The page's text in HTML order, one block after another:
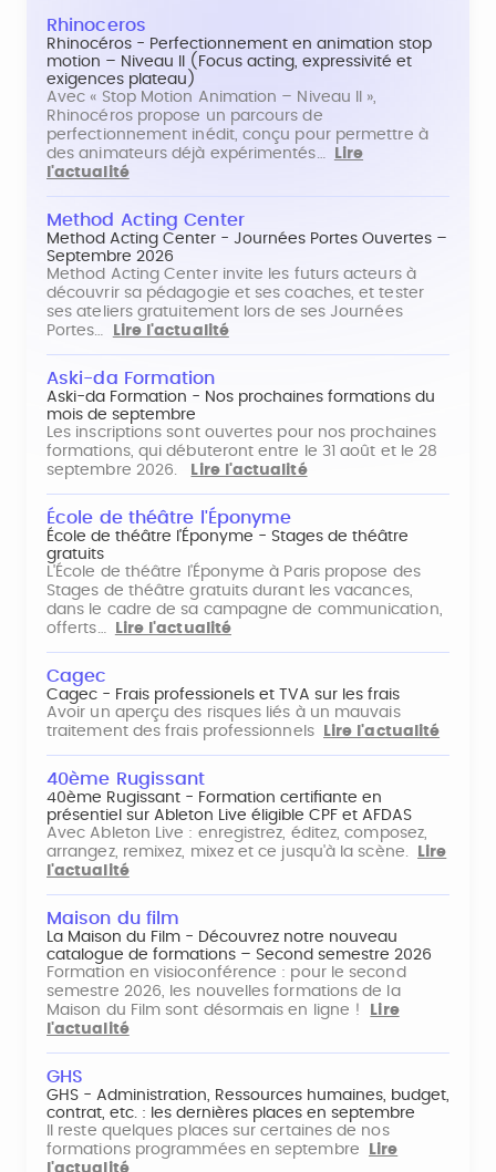
Rhinoceros
Rhinocéros - Perfectionnement en animation stop
motion – Niveau II (Focus acting, expressivité et
exigences plateau)
Avec « Stop Motion Animation – Niveau II »,
Rhinocéros propose un parcours de
perfectionnement inédit, conçu pour permettre à
des animateurs déjà expérimentés…
Lire
l'actualité
Method Acting Center
Method Acting Center - Journées Portes Ouvertes –
Septembre 2026
Method Acting Center invite les futurs acteurs à
découvrir sa pédagogie et ses coaches, et tester
ses ateliers gratuitement lors de ses Journées
Portes…
Lire l'actualité
Aski-da Formation
Aski-da Formation - Nos prochaines formations du
mois de septembre
Les inscriptions sont ouvertes pour nos prochaines
formations, qui débuteront entre le 31 août et le 28
septembre 2026.
Lire l'actualité
École de théâtre l'Éponyme
École de théâtre l'Éponyme - Stages de théâtre
gratuits
L'École de théâtre l'Éponyme à Paris propose des
Stages de théâtre gratuits durant les vacances,
dans le cadre de sa campagne de communication,
offerts…
Lire l'actualité
Cagec
Cagec - Frais professionels et TVA sur les frais
Avoir un aperçu des risques liés à un mauvais
traitement des frais professionnels
Lire l'actualité
40ème Rugissant
40ème Rugissant - Formation certifiante en
présentiel sur Ableton Live éligible CPF et AFDAS
Avec Ableton Live : enregistrez, éditez, composez,
arrangez, remixez, mixez et ce jusqu'à la scène.
Lire
l'actualité
Maison du film
La Maison du Film - Découvrez notre nouveau
catalogue de formations – Second semestre 2026
Formation en visioconférence : pour le second
semestre 2026, les nouvelles formations de la
Maison du Film sont désormais en ligne !
Lire
l'actualité
GHS
GHS - Administration, Ressources humaines, budget,
contrat, etc. : les dernières places en septembre
Il reste quelques places sur certaines de nos
formations programmées en septembre
Lire
l'actualité